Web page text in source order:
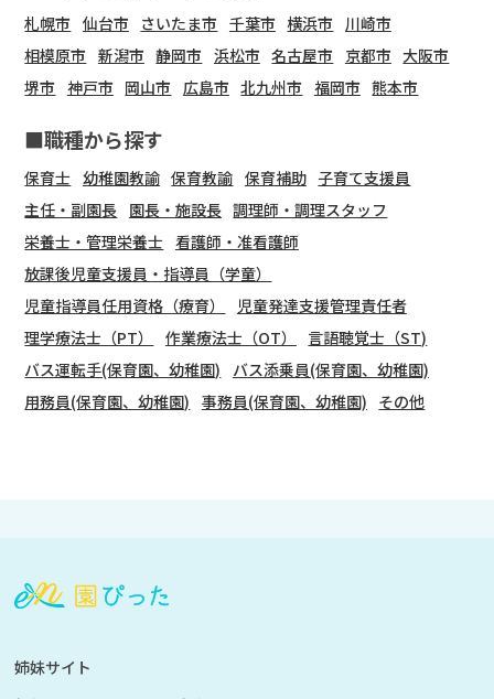
札幌市 仙台市 さいたま市 千葉市 横浜市
川崎市
相模原市 新潟市 静岡市 浜松市 名古屋市 京都市 大阪市
堺市 神戸市 岡山市 広島市 北九州市 福岡市 熊本市
■職種から探す
保育士 幼稚園教諭 保育教諭 保育補助 子育て支援員
主任・副園長 園長・施設長 調理師・調理スタッフ
栄養士・管理栄養士 看護師・准看護師
放課後児童支援員・指導員（学童）
児童指導員任用資格（療育）
児童発達支援管理責任者
理学療法士（PT）
作業療法士（OT）
言語聴覚士（ST)
バス運転手(保育園、幼稚園)
バス添乗員(保育園、幼稚園)
用務員(保育園、幼稚園) 事務員(保育園、幼稚園) その他
登
姉妹サイト